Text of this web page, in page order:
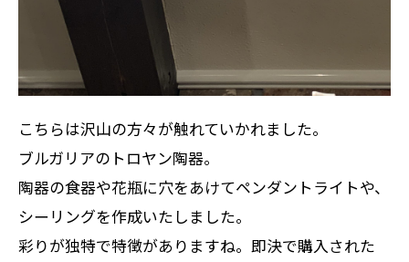
こちらは沢山の方々が触れていかれました。
ブルガリアの トロヤン陶器。
陶器の食器や花瓶に穴をあけてペンダントライトや、
シーリングを作成いたしました。
彩りが独特で特徴がありますね。即決で購入された